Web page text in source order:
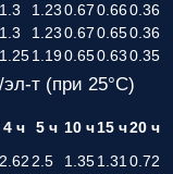
1.3 1.230.670.660.36
1.3 1.230.670.650.36
1.251.190.650.630.35
т (при 25°С)
4 ч 5 ч 10 ч15 ч20 ч
2.62 2.5 1.351.31 0.72